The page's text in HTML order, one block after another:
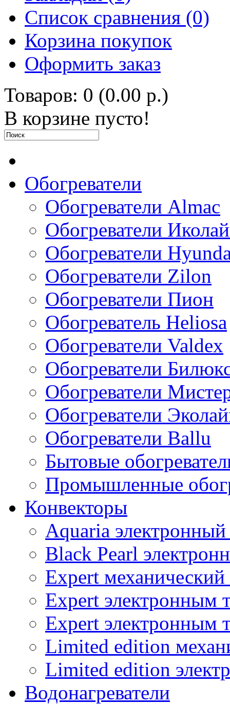
Список сравнения (0)
Корзина покупок
Оформить заказ
Товаров: 0 (0.00 р.)
В корзине пусто!
Обогреватели
Обогреватели Almac
Обогреватели
Обогреватели
Обогреватели Zilon
Обогреватели Пион
Обогреватель Heliosa
Обогреватели Valdex
Обогреватели
Обогреватели
Обогреватели
Обогреватели Ballu
Бытовые
Промышленные
Конвекторы
Aquaria
Black Pearl
Expert механический
Expert электронным
Expert электронным
Limited edition
Limited edition
Водонагреватели